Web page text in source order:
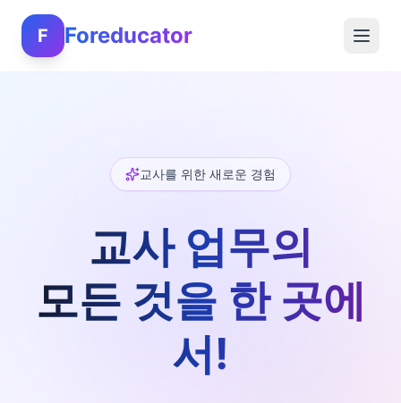
F Foreducator
교사를 위한 새로운 경험
교사 업무의
모든 것을 한 곳에
서!